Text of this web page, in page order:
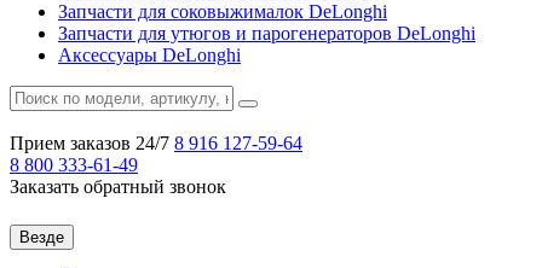
Запчасти для соковыжималок DeLonghi
Запчасти для утюгов и парогенераторов DeLonghi
Аксессуары DeLonghi
Прием заказов 24/7 8 916 127-59-64
8 800 333-61-49
Заказать обратный звонок
Везде